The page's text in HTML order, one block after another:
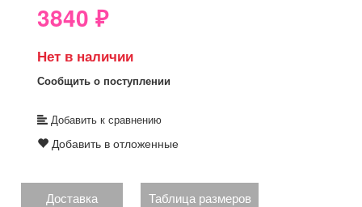
3840 ₽
Нет в наличии
Сообщить о поступлении
Добавить к сравнению
Добавить в отложенные
Доставка Таблица размеров